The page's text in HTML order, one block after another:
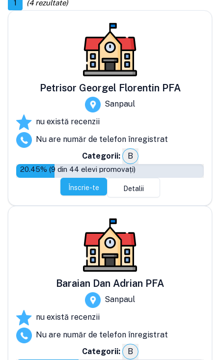
1
(4rezultate)
Petrisor Georgel Florentin PFA
Sanpaul
nu există recenzii
Nu are număr de telefon înregistrat
Categorii:
B
20.45% (9 din 44 elevi promovați)
Înscrie-te Detalii
Baraian Dan Adrian PFA
Sanpaul
nu există recenzii
Nu are număr de telefon înregistrat
Categorii:
B